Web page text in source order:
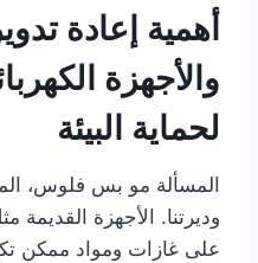
أهمية إعادة
والأجهزة
لحماية البيئة
المسألة مو بس فلوس،
وديرتنا. الأجهزة القديمة
على غازات ومواد ممكن